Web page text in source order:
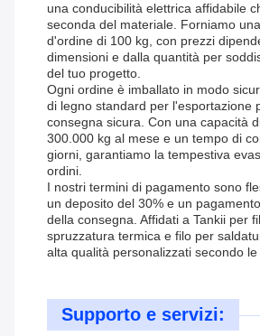
una conducibilità elettrica affidabile
seconda del materiale. Forniamo
d'ordine di 100 kg, con prezzi
dimensioni e dalla quantità per
del tuo progetto.
Ogni ordine è imballato in modo
di legno standard per l'esportazione
consegna sicura. Con una capacità
300.000 kg al mese e un tempo di
giorni, garantiamo la tempestiva
ordini.
I nostri termini di pagamento sono
un deposito del 30% e un
della consegna. Affidati a Tankii per
spruzzatura termica e filo per
alta qualità personalizzati secondo
Supporto e servizi: